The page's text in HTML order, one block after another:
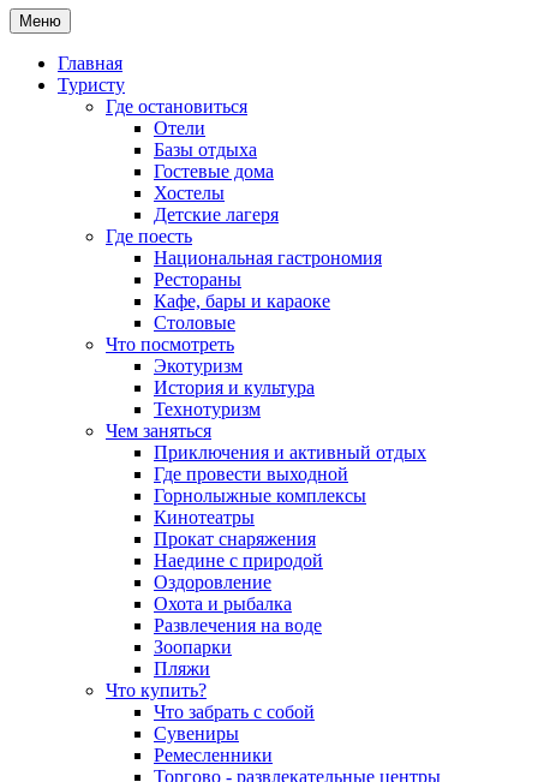
Меню
Главная
Туристу
Где остановиться
Отели
Базы отдыха
Гостевые дома
Хостелы
Детские лагеря
Где поесть
Национальная гастрономия
Рестораны
Кафе, бары и караоке
Столовые
Что посмотреть
Экотуризм
История и культура
Технотуризм
Чем заняться
Приключения и активный отдых
Где провести выходной
Горнолыжные комплексы
Кинотеатры
Прокат снаряжения
Наедине с природой
Оздоровление
Охота и рыбалка
Развлечения на воде
Зоопарки
Пляжи
Что купить?
Что забрать с собой
Сувениры
Ремесленники
Торгово - развлекательные центры